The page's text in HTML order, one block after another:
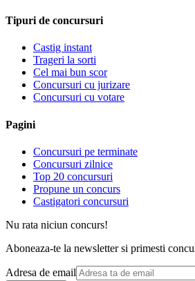
Tipuri de concursuri
Castig instant
Trageri la sorti
Cel mai bun scor
Concursuri cu jurizare
Concursuri cu votare
Pagini
Concursuri pe terminate
Concursuri zilnice
Top 20 concursuri
Propune un concurs
Castigatori concursuri
Nu rata niciun concurs!
Aboneaza-te la newsletter si primesti
Adresa de email